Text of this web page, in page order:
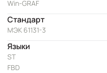
Win-GRAF
Стандарт
МЭК 61131-3
Языки
ST
FBD